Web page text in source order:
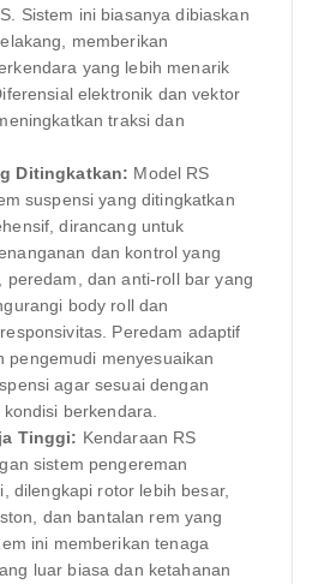
Sistem ini biasanya dibiaskan
memberikan
yang lebih menarik
elektronik dan vektor
traksi dan
Ditingkatkan: Model RS
suspensi yang ditingkatkan
dirancang untuk
dan kontrol yang
peredam, dan anti-roll bar yang
body roll dan
Peredam adaptif
pengemudi menyesuaikan
agar sesuai dengan
berkendara.
Tinggi: Kendaraan RS
sistem pengereman
dilengkapi rotor lebih besar,
dan bantalan rem yang
ini memberikan tenaga
luar biasa dan ketahanan